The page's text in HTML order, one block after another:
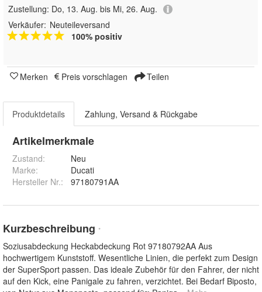
Zustellung: Do, 13. Aug. bis Mi, 26. Aug.
Verkäufer: Neuteileversand
100% positiv
Merken Preis vorschlagen Teilen
Produktdetails Zahlung, Versand & Rückgabe
Artikelmerkmale
Zustand:
Neu
Marke:
Ducati
Hersteller Nr.:
97180791AA
Kurzbeschreibung *
Soziusabdeckung Heckabdeckung Rot 97180792AA Aus
hochwertigem Kunststoff. Wesentliche Linien, die perfekt zum Design
der SuperSport passen. Das ideale Zubehör für den Fahrer, der nicht
auf den Kick, eine Panigale zu fahren, verzichtet. Bei Bedarf Biposto,